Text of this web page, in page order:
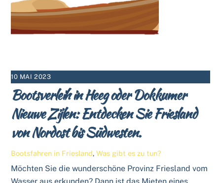
10 MAI 2023
Bootsverleih in Heeg oder Dokkumer
Nieuwe Zijlen: Entdecken Sie Friesland
von Nordost bis Südwesten.
Bootsfahren in Friesland,Was gibt es zu tun?
Möchten Sie die wunderschöne Provinz Friesland vom